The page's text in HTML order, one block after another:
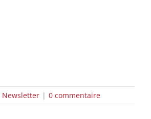
Newsletter | 0 commentaire